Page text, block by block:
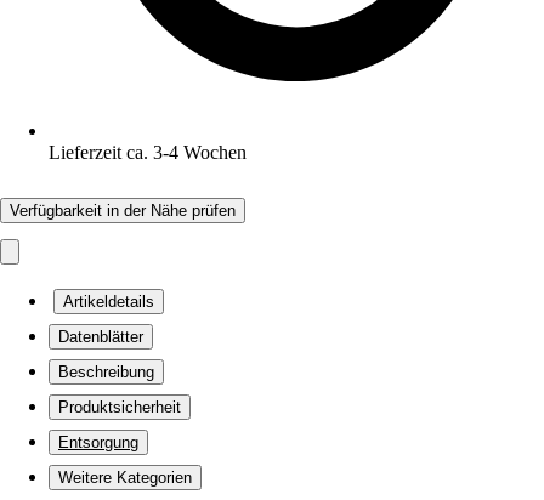
Lieferzeit ca. 3-4 Wochen
Verfügbarkeit in der Nähe prüfen
Artikeldetails
Datenblätter
Beschreibung
Produktsicherheit
Entsorgung
Weitere Kategorien